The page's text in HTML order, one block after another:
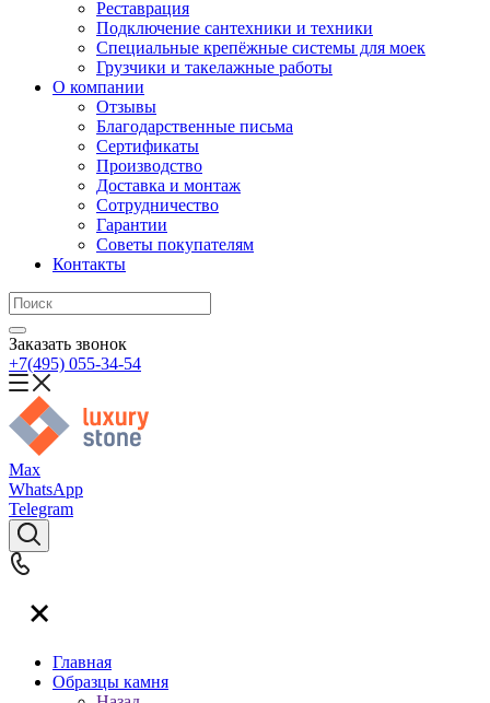
Реставрация
Подключение сантехники и техники
Специальные крепёжные системы для моек
Грузчики и такелажные работы
О компании
Отзывы
Благодарственные письма
Сертификаты
Производство
Доставка и монтаж
Сотрудничество
Гарантии
Советы покупателям
Контакты
Заказать звонок
+7(495) 055-34-54
Max
WhatsApp
Telegram
Главная
Образцы камня